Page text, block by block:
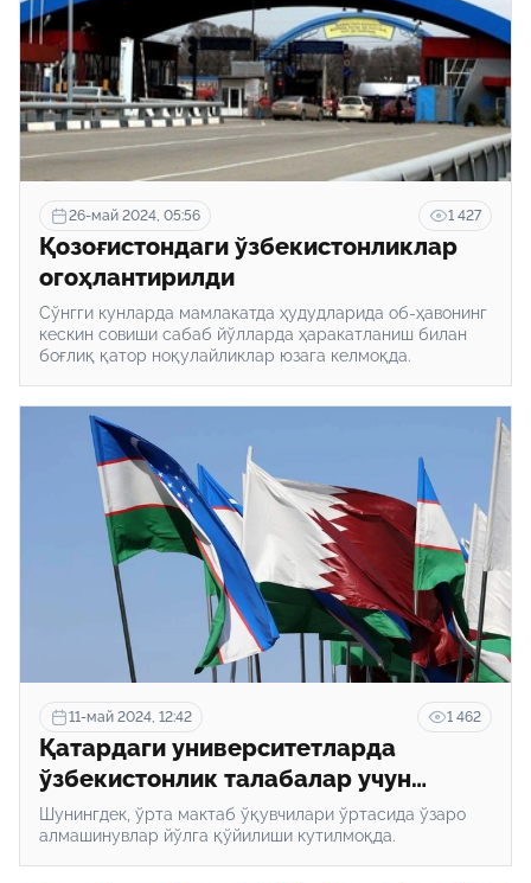
26-май 2024, 05:56 1 427
Қозоғистондаги ўзбекистонликлар
огоҳлантирилди
Сўнгги кунларда мамлакатда ҳудудларида об-ҳавонинг
кескин совиши сабаб йўлларда ҳаракатланиш билан
боғлиқ қатор ноқулайликлар юзага келмоқда.
11-май 2024, 12:42 1 462
Қатардаги университетларда
ўзбекистонлик талабалар учун
кўпроқ квота ажратилади
Шунингдек, ўрта мактаб ўқувчилари ўртасида ўзаро
алмашинувлар йўлга қўйилиши кутилмоқда.